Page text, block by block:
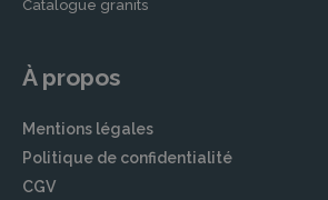
Catalogue granits
À propos
Mentions légales
Politique de confidentialité
CGV